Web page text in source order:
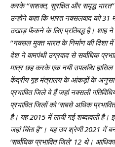
करके ‘‘सशक्त, सुरक्षित और समृद्ध
उन्होंने कहा कि भारत नक्सलवाद को
उखाड़ फेंकने के लिए प्रतिबद्ध है। शाह ने
‘‘नक्सल मुक्त भारत के निर्माण की
देश ने वामपंथी उग्रवाद से सर्वाधिक
मात्र छह करके एक नयी उपलब्धि हासिल
केंद्रीय गृह मंत्रालय के आंकड़ों के
प्रभावित जिले वे हैं जहां नक्सली
प्रभावित जिलों को ‘सबसे अधिक
है। यह 2015 में लायी गई शब्दावली है।
जहां चिंता है’’। यह उप श्रेणी 2021 में
‘सर्वाधिक प्रभावित जिले’ 12 थे।